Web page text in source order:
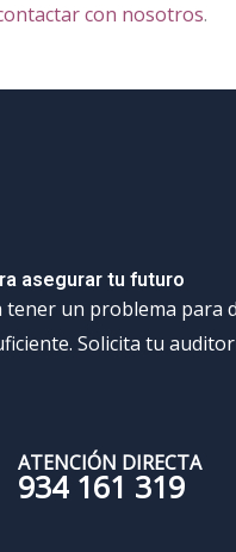
con nosotros.
asegurar tu futuro
tener un problema para
Solicita tu
ATENCIÓN DIRECTA
934 161 319